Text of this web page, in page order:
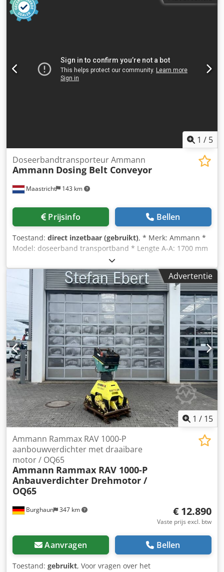
1 / 5
Maastricht 143 km
Doseerbandtransporteur Ammann
Ammann Dosing Belt Conveyor
Prijsinfo Bellen
Toestand: direct inzetbaar (gebruikt), * Merk: Ammann *
Model: doseerband transportband * Lengte A-A: 1700 mm
Credpfxoywm I No Abhef * Bandbreedte: 650 mm *
Aandrijving: 1,5 kW tandwielkast * Op voorraad: 6 stuks.
Advertentie
1 / 15
Burghaun 347 km
Ammann Rammax RAV 1000-P
aanbouwverdichter met draaibare
motor / OQ65
Ammann Rammax RAV 1000-P
Anbauverdichter Drehmotor /
OQ65
€ 12.890
Vaste prijs excl. btw
Aanvragen Bellen
Toestand: gebruikt, Voor vragen over het